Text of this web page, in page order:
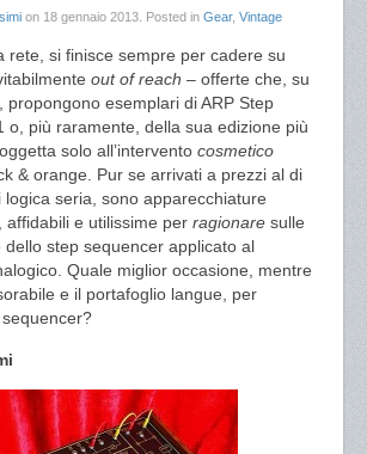
on 18 gennaio 2013 . Posted in Gear, Vintage
rete, si finisce sempre per cadere su
out of reach – offerte che, su
propongono esemplari di ARP Step
o, più raramente, della sua edizione più
solo all’intervento cosmetico
& orange. Pur se arrivati a prezzi al di
logica seria, sono apparecchiature
affidabili e utilissime per ragionare sulle
step sequencer applicato al
Quale miglior occasione, mentre
e il portafoglio langue, per